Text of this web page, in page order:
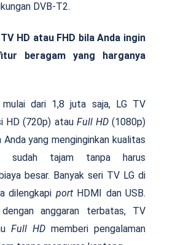
DVB-T2.
HD atau FHD bila Anda ingin
beragam yang harganya
mulai dari 1,8 juta saja, LG TV
HD (720p) atau Full HD(1080p)
yang menginginkan kualitas
sudah tajam tanpa harus
besar. Banyak seri TV LG di
dilengkapi portHDMI dan USB.
anggaran terbatas, TV
Full HD memberi pengalaman